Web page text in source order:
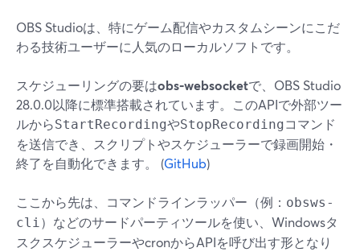
OBS Studioは、特にゲーム配信やカスタムシーンにこだ
わる技術ユーザーに人気のローカルソフトです。
スケジューリングの要はobs‑websocketで、OBS Studio
28.0.0以降に標準搭載されています。このAPIで外部ツー
ルからStartRecordingやStopRecordingコマンド
を送信でき、スクリプトやスケジューラーで録画開始・
終了を自動化できます。 (GitHub)
ここから先は、コマンドラインラッパー（例： obsws-
cli）などのサードパーティツールを使い、Windowsタ
スクスケジューラーやcronからAPIを呼び出す形となり